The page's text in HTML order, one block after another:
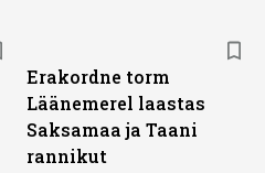
Erakordne torm
Läänemerel laastas
Saksamaa ja Taani
rannikut